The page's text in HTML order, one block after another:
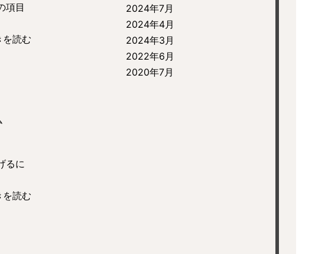
項目
を読む
前
るに
を読む
2024年7月
2024年4月
2024年3月
2022年6月
2020年7月